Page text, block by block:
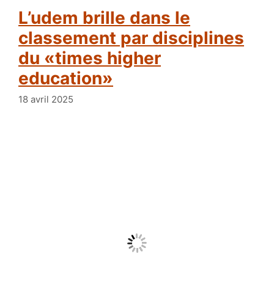
l’udem brille dans le
classement par disciplines
du «times higher
education»
18 avril 2025